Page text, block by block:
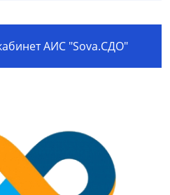
АИС "Sova.СДО"